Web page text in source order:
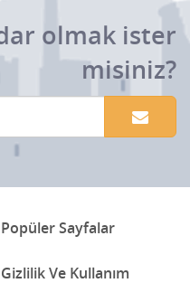
olmak ister
misiniz?
Popüler Sayfalar
Gizlilik Ve Kullanım